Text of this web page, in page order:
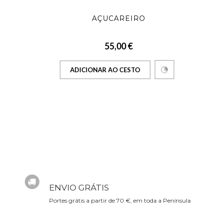
AÇUCAREIRO
55,00 €
ADICIONAR AO CESTO
ENVIO GRÁTIS
Portes grátis a partir de 70 €, em toda a Península